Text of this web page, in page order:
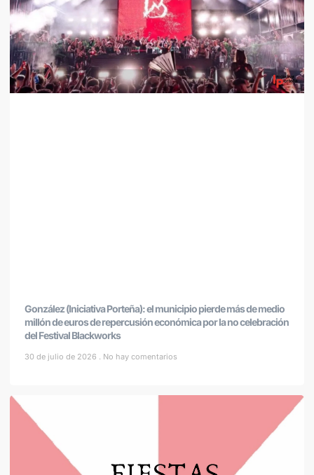
González (Iniciativa Porteña): el municipio pierde más de medio
millón de euros de repercusión económica por la no celebración
del Festival Blackworks
30 de julio de 2026 No hay comentarios